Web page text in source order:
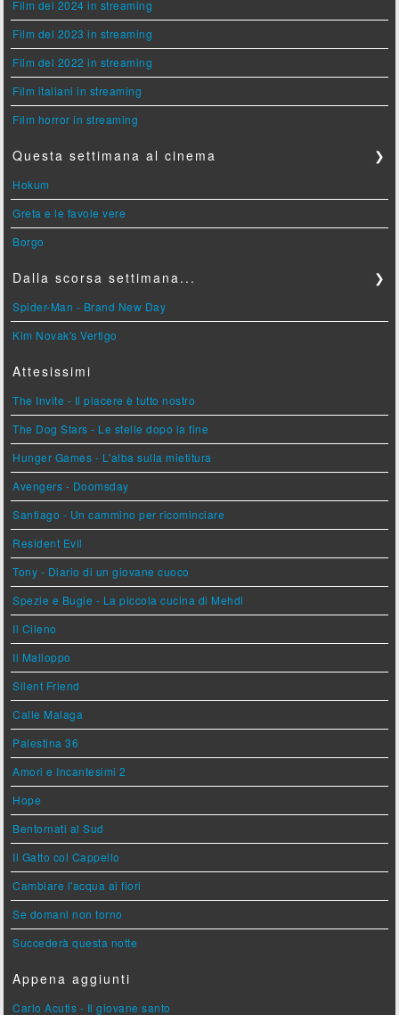
Film del 2024 in streaming
Film del 2023 in streaming
Film del 2022 in streaming
Film italiani in streaming
Film horror in streaming
Questa settimana al cinema ❯
Hokum
Greta e le favole vere
Borgo
Dalla scorsa settimana... ❯
Spider-Man - Brand New Day
Kim Novak's Vertigo
Attesissimi
The Invite - Il piacere è tutto nostro
The Dog Stars - Le stelle dopo la fine
Hunger Games - L'alba sulla mietitura
Avengers - Doomsday
Santiago - Un cammino per ricominciare
Resident Evil
Tony - Diario di un giovane cuoco
Spezie e Bugie - La piccola cucina di Mehdi
Il Cileno
Il Malloppo
Silent Friend
Calle Malaga
Palestina 36
Amori e Incantesimi 2
Hope
Bentornati al Sud
Il Gatto col Cappello
Cambiare l'acqua ai fiori
Se domani non torno
Succederà questa notte
Appena aggiunti
Carlo Acutis - Il giovane santo